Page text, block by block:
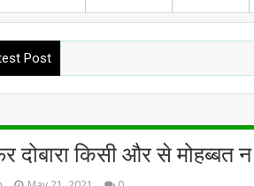
Post
दोबारा किसी और से मोहब्बत न